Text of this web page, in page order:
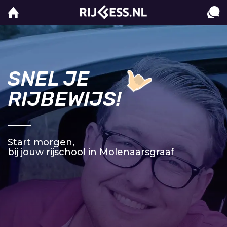
SNEL JE
RIJBEWIJS!
Start morgen,
bij jouw rijschool in Molenaarsgraaf